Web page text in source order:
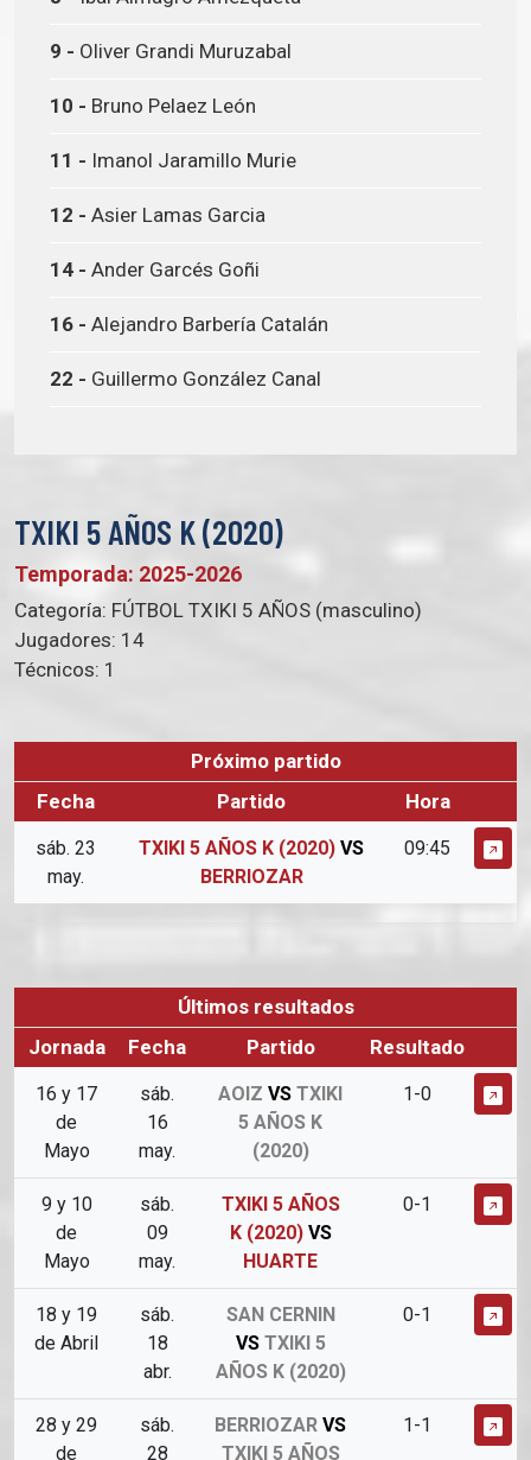
9 - Oliver Grandi Muruzabal
10 - Bruno Pelaez León
11 - Imanol Jaramillo Murie
12 - Asier Lamas Garcia
14 - Ander Garcés Goñi
16 - Alejandro Barbería Catalán
22 - Guillermo González Canal
TXIKI 5 AÑOS K (2020)
Temporada: 2025-2026
Categoría: FÚTBOL TXIKI 5 AÑOS (masculino)
Jugadores: 14
Técnicos: 1
Próximo partido
Fecha
Partido Hora
sáb. 23
may.
TXIKI 5 AÑOS K (2020) VS
BERRIOZAR
09:45
Últimos resultados
Jornada
Fecha Partido Resultado
16 y 17
de
Mayo
sáb.
16
may.
AOIZ VS TXIKI
5 AÑOS K
(2020)
1-0
9 y 10
de
Mayo
sáb.
09
may.
TXIKI 5 AÑOS
K (2020) VS
HUARTE
0-1
18 y 19
de Abril
sáb.
18
abr.
SAN CERNIN
VSTXIKI 5
AÑOS K (2020)
0-1
28 y 29
de
sáb.
28
BERRIOZAR VS
TXIKI 5 AÑOS
1-1